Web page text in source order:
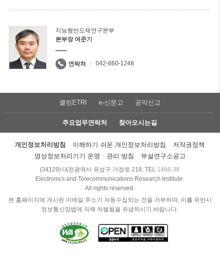
지능형반도체연구본부
본부장 여준기
연락처 042-860-1248
클린ETRI e-신문고 공익신고
주요업무연락처 찾아오시는길
개인정보처리방침 이해하기 쉬운 개인정보처리방침
저작권정책
영상정보처리기기 운영ㆍ관리 방침
부설연구소공고
(34129) 대전광역시 유성구 가정로 218, TEL 1466-38
Electronics and Telecommunications Research Institute.
All rights reserved.
본 홈페이지에 게시된 이메일 주소가 자동수집되는 것을 거부하며, 이를 위반시
정보통신망법에 의해 처벌됨을 유념하시기 바랍니다.